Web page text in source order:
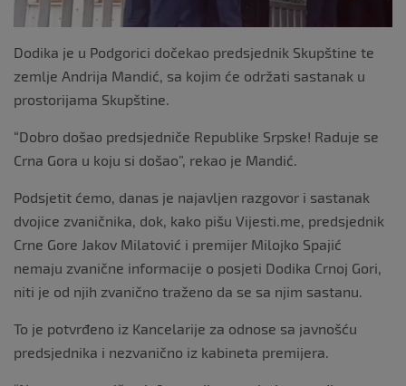
Dodika je u Podgorici dočekao predsjednik Skupštine te
zemlje Andrija Mandić, sa kojim će održati sastanak u
prostorijama Skupštine.
“Dobro došao predsjedniče Republike Srpske! Raduje se
Crna Gora u koju si došao”, rekao je Mandić.
Podsjetit ćemo, danas je najavljen razgovor i sastanak
dvojice zvaničnika, dok, kako pišu Vijesti.me, predsjednik
Crne Gore Jakov Milatović i premijer Milojko Spajić
nemaju zvanične informacije o posjeti Dodika Crnoj Gori,
niti je od njih zvanično traženo da se sa njim sastanu.
To je potvrđeno iz Kancelarije za odnose sa javnošću
predsjednika i nezvanično iz kabineta premijera.